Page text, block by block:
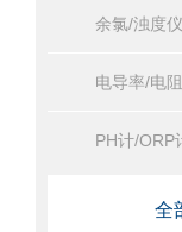
余氯/浊度
电导率/电
PH计/ORP
全